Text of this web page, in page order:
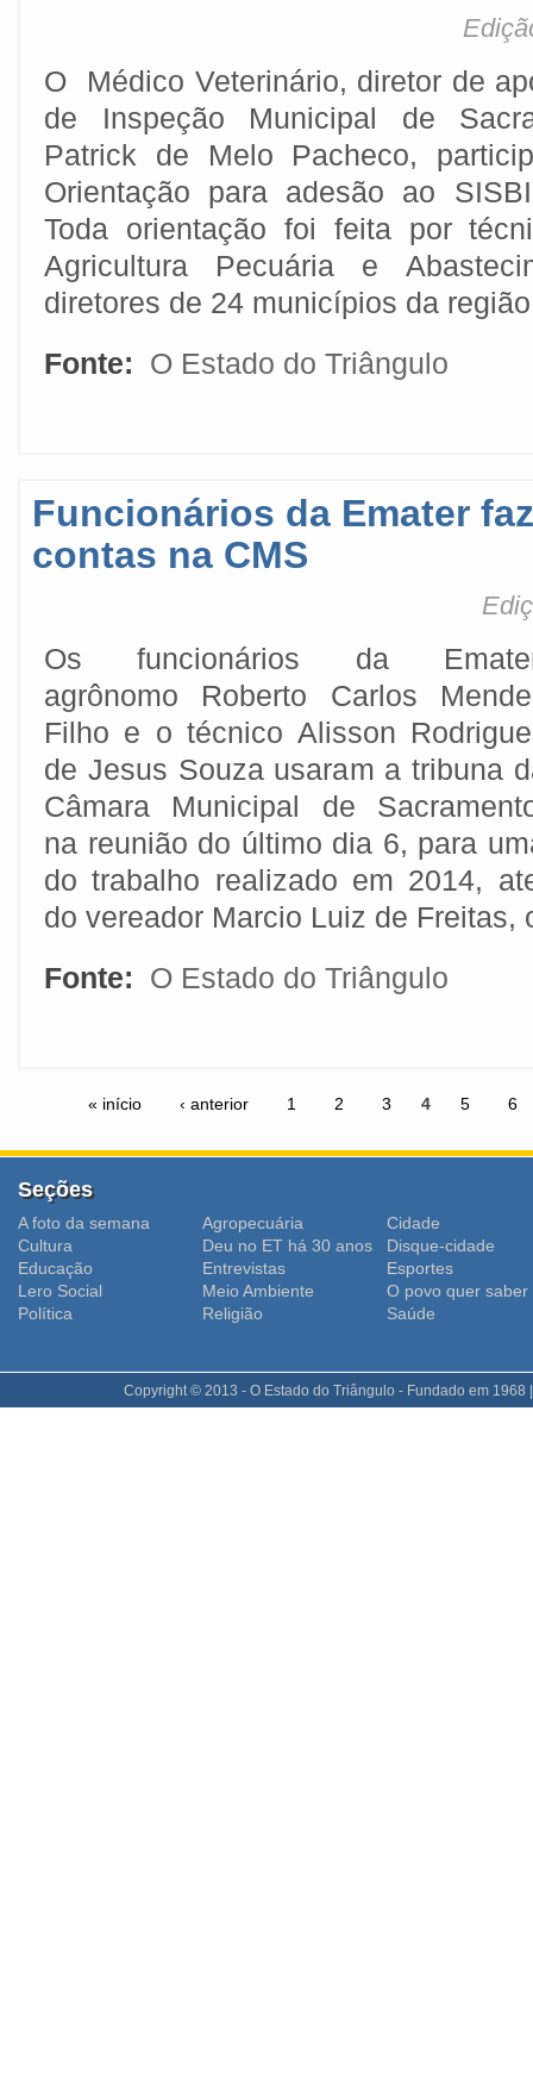
O Médico Veterinário, diretor de
de Inspeção Municipal de
Patrick de Melo Pacheco,
Orientação para adesão ao
Toda orientação foi feita por
Agricultura Pecuária e
diretores de 24 municípios da
Fonte:
O Estado do Triângulo
Funcionários da Emater
contas na CMS
Os funcionários da
agrônomo Roberto Carlos
Filho e o técnico Alisson
de Jesus Souza usaram a tribuna
Câmara Municipal de
na reunião do último dia 6, para
do trabalho realizado em 2014,
do vereador Marcio Luiz de Freitas,
Fonte:
O Estado do Triângulo
« início ‹ anterior 1 2 3 4 5 6
Seções
A foto da semana Agropecuária
Cidade
Cultura
Deu no ET há 30 anos
Disque-cidade
Educação
Entrevistas
Esportes
Lero Social
Meio Ambiente
O povo quer saber
Polí­tica
Religião Saúde
Copyright © 2013 - O Estado do Triângulo - Fundado em